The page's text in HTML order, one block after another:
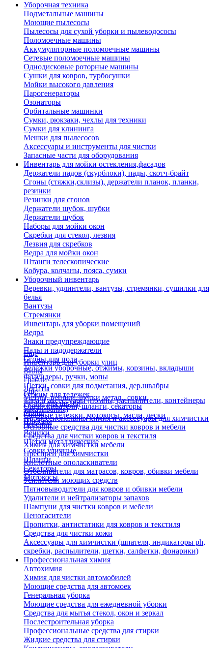
Уборочная техника
Подметальные машины
Моющие пылесосы
Пылесосы для сухой уборки и пылеводососы
Поломоечные машины
Аккумуляторные поломоечные машины
Сетевые поломоечные машины
Однодисковые роторные машины
Сушки для ковров, турбосушки
Мойки высокого давления
Парогенераторы
Озонаторы
Орбитальные машинки
Сумки, рюкзаки, чехлы для техники
Сумки для клининга
Мешки для пылесосов
Аксессуары и инструменты для чистки
Запасные части для оборудования
Инвентарь для мойки остекления,фасадов
Держатели падов (скурблоки), пады, скотч-брайт
Сгоны (стяжки,склизы), держатели планок, планки,
резинки
Резинки для сгонов
Держатели шубок, шубки
Держатели шубок
Наборы для мойки окон
Скребки для стекол, лезвия
Лезвия для скребков
Ведра для мойки окон
Штанги телескопические
Кобура, колчаны, пояса, сумки
Уборочный инвентарь
Веревки, удлинтели, вантузы, стремянки, сушилки для
белья
Вантузы
Стремянки
Инвентарь для уборки помещений
Ведра
Знаки предупреждающие
Пады и падодержатели
Сгоны для пола
Тележки уборочные, отжимы, корзины, вкладыши
Флаундеры, ручки, мопы
Щетки, совки для подметания, дер.швабры
Отжим для тележек
Ручки для швабр
Мопы
Швабры
Еще
Инвентарь для уборки улиц
Вилы
Грабли
Лопаты
Метлы, веники, щетки метал., совки
Опрыскиватели, шланги, секаторы
Садовые тележки, мотокосы, масла, лески
Черенки
Веники
Щетки металлические
Совки уличные
Шланги
Секаторы
Мотокосы
Еще
Тара и аксессуары (помпы, распылители, контейнеры
замачивания)
Профессиональная химия и акссесуары для химчистки
Основные средства для чистки ковров и мебели
Средства для чистки ковров и текстиля
Химия для химчистки мебели
Преспреи для химчистки
Кислотные ополаскиватели
Отбеливатели для матрасов, ковров, обивки мебели
Усилители моющих средств
Пятновыводители для ковров и обивки мебели
Удалители и нейтрализаторы запахов
Шампуни для чистки ковров и мебели
Пеногасители
Пропитки, антистатики для ковров и текстиля
Средства для чистки кожи
Аксессуары для химчистки (шпателя, индикаторы ph,
скребки, распылители, щетки, салфетки, фонарики)
Профессиональная химия
Автохимия
Химия для чистки автомобилей
Моющие средства для автомоек
Генеральная уборка
Моющие средства для ежедневной уборки
Средства для мытья стекол, окон и зеркал
Послестроительная уборка
Профессиональные средства для стирки
Жидкие средства для стирки